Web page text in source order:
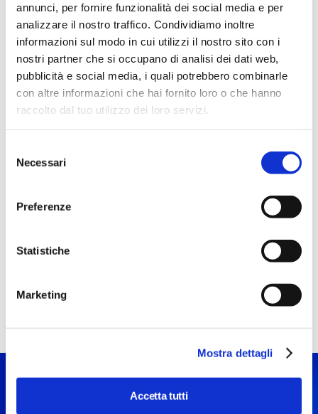
annunci, per fornire funzionalità dei social media e per
analizzare il nostro traffico. Condividiamo inoltre
informazioni sul modo in cui utilizzi il nostro sito con i
nostri partner che si occupano di analisi dei dati web,
pubblicità e social media, i quali potrebbero combinarle
con altre informazioni che hai fornito loro o che hanno
raccolto dal tuo utilizzo dei loro servizi.
delNecessari
Preferenze
Statistiche
Marketing
Mostra dettagli
Accetta tutti
Modalità di partecipazione
minori di 14 anni devono essere accompagnatida
una persona adulta responsabile previa
sottoscrizione di una liberatoriada ritirare in
biglietteria. La prenotazione del biglietto gratuito sia per i
partecipanti che per gli accompagnatori è effettuabile
online e in biglietteria locale, fino a esaurimento dei posti
disponibili.